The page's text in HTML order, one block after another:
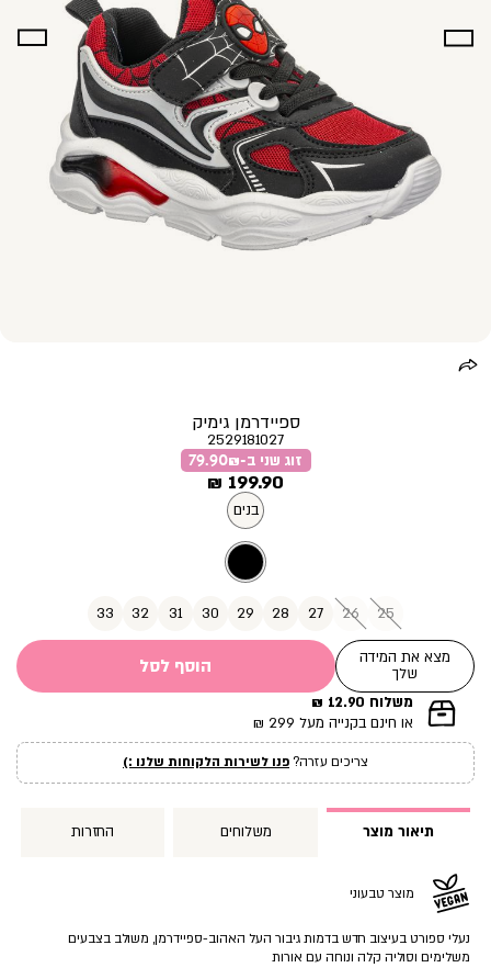
ספיידרמן גימיק
2529181027
זוג שני ב-79.90₪
מחיר
מוצר
199.90 ₪
בנים
25
26
27
28
29
30
31
32
33
מצא את המידה
שלך
הוסף לסל
|
תומך
עמוד
מוצר
משלוח 12.90 ₪
או חינם בקנייה מעל 299 ₪
צריכים עזרה?פנו לשירות הלקוחות שלנו :)
תיאור מוצר משלוחים החזרות
מוצר טבעוני
נעלי ספורט בעיצוב חדש בדמות גיבור העל האהוב-ספיידרמן, משולב בצבעים
משלימים וסוליה קלה ונוחה עם אורות